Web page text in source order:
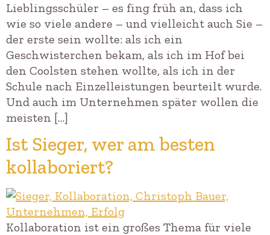
Lieblingsschüler – es fing früh an, dass ich
wie so viele andere – und vielleicht auch Sie –
der erste sein wollte: als ich ein
Geschwisterchen bekam, als ich im Hof bei
den Coolsten stehen wollte, als ich in der
Schule nach Einzelleistungen beurteilt wurde.
Und auch im Unternehmen später wollen die
meisten […]
Ist Sieger, wer am besten
kollaboriert?
Kollaboration ist ein großes Thema für viele